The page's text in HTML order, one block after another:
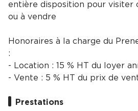
entière disposition pour visiter
ou à vendre
Honoraires à la charge du
:
- Location : 15 % HT du loyer
- Vente : 5 % HT du prix de
Prestations